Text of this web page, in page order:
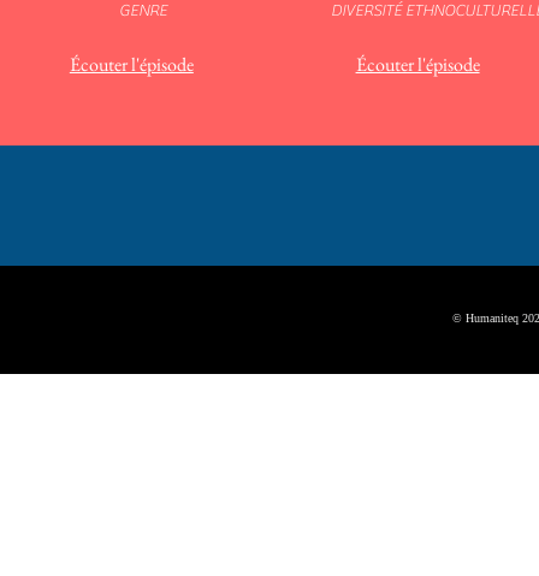
GENRE
​Écouter l'épisode
DIVERSITÉ
​Écouter l'épisode
© Humaniteq